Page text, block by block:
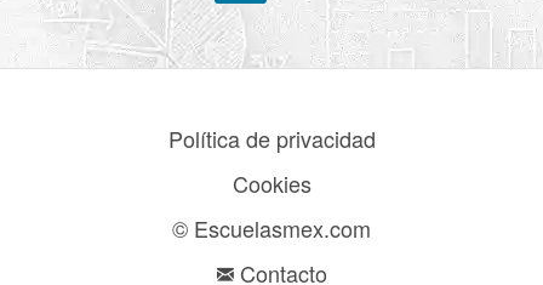
Política de privacidad
Cookies
© Escuelasmex.com
Contacto